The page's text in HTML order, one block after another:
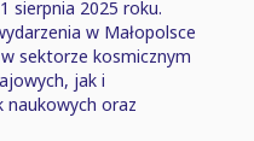
sierpnia 2025 roku.
w Małopolsce
sektorze kosmicznym
jak i
naukowych oraz